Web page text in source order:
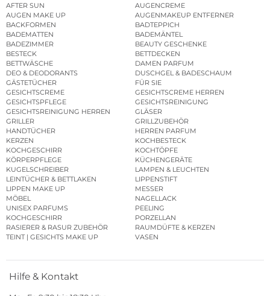
AFTER SUN
AUGENCREME
AUGEN MAKE UP
AUGENMAKEUP ENTFERNER
BACKFORMEN
BADTEPPICH
BADEMATTEN
BADEMÄNTEL
BADEZIMMER
BEAUTY GESCHENKE
BESTECK
BETTDECKEN
BETTWÄSCHE
DAMEN PARFUM
DEO & DEODORANTS
DUSCHGEL & BADESCHAUM
GÄSTETÜCHER
FÜR SIE
GESICHTSCREME
GESICHTSCREME HERREN
GESICHTSPFLEGE
GESICHTSREINIGUNG
GESICHTSREINIGUNG HERREN
GLÄSER
GRILLER
GRILLZUBEHÖR
HANDTÜCHER
HERREN PARFUM
KERZEN
KOCHBESTECK
KOCHGESCHIRR
KOCHTÖPFE
KÖRPERPFLEGE
KÜCHENGERÄTE
KUGELSCHREIBER
LAMPEN & LEUCHTEN
LEINTÜCHER & BETTLAKEN
LIPPENSTIFT
LIPPEN MAKE UP
MESSER
MÖBEL
NAGELLACK
UNISEX PARFUMS
PEELING
KOCHGESCHIRR
PORZELLAN
RASIERER & RASUR ZUBEHÖR
RAUMDÜFTE & KERZEN
TEINT | GESICHTS MAKE UP
VASEN
Hilfe & Kontakt